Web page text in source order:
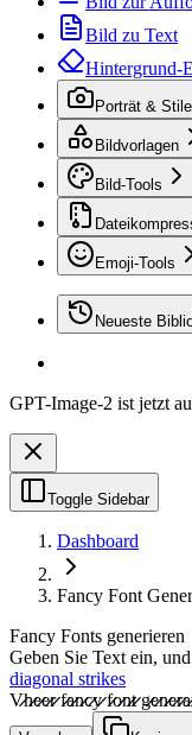
Bild zu Text
Hintergrund-
Porträt & Stile
Bildvorlagen
Bild-Tools
Emoji-Tools
Neueste
GPT-Image-2 ist jetzt
Toggle Sidebar
Dashboard
Fancy Font
Fancy Fonts generieren
Geben Sie Text ein,
diagonal strikes
V̷̷h̷̷e̷̷e̷̷r̷̷ f̷̷a̷̷n̷̷c̷̷y̷̷ f̷̷o̷̷n̷̷t̷̷